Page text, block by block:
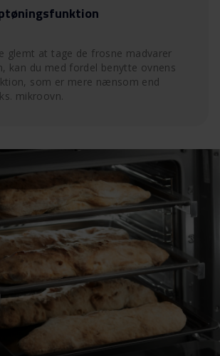
glemt at tage de frosne madvarer
kan du med fordel benytte ovnens
som er mere nænsom end
mikroovn.